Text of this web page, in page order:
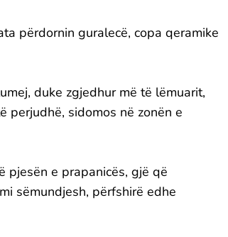
përdornin guralecë, copa qeramike
duke zgjedhur më të lëmuarit,
perjudhë, sidomos në zonën e
pjesën e prapanicës, gjë që
sëmundjesh, përfshirë edhe